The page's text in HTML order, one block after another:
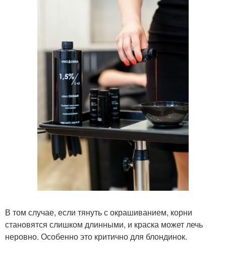
В том случае, если тянуть с окрашиванием, корни
становятся слишком длинными, и краска может лечь
неровно. Особенно это критично для блондинок.